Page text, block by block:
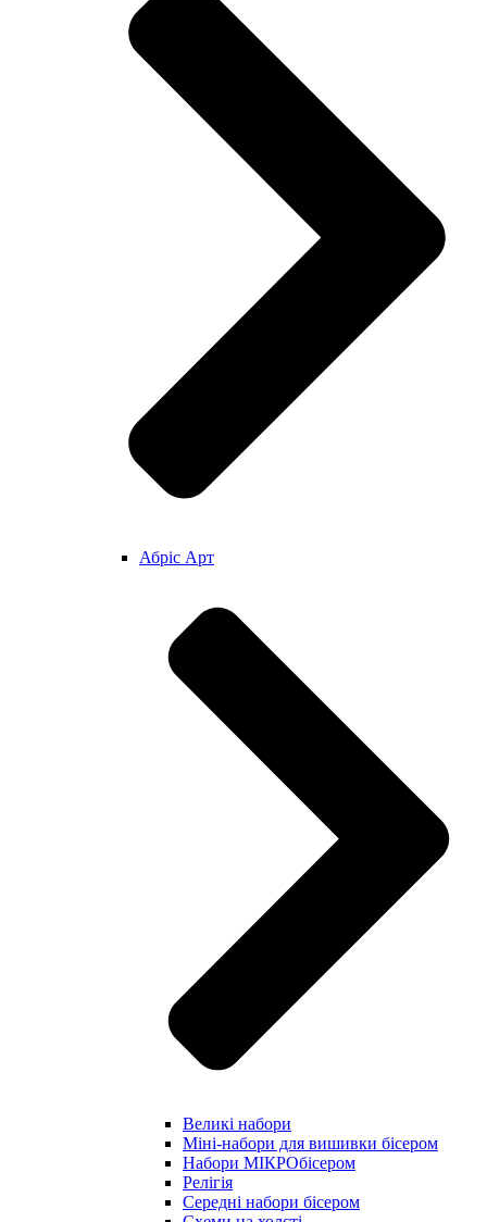
Абріс Арт
Великі набори
Міні-набори для вишивки бісером
Набори МІКРОбісером
Релігія
Середні набори бісером